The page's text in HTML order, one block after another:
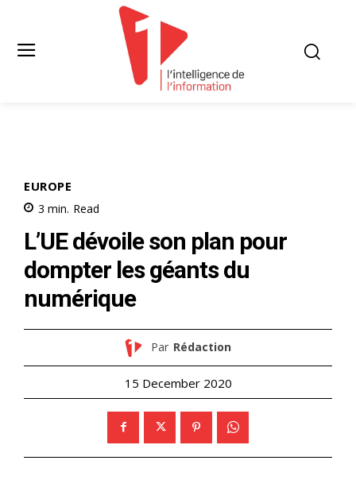
EUROPE
3 min. Read
L’UE dévoile son plan pour
dompter les géants du
numérique
Par Rédaction
15 December 2020